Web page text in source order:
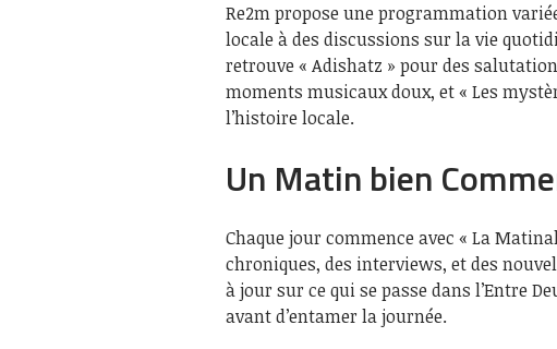
Re2m propose une programmation
locale à des discussions sur la vie
retrouve « Adishatz » pour des
moments musicaux doux, et « Les
l’histoire locale.
Un Matin bien
Chaque jour commence avec « La
chroniques, des interviews, et des
à jour sur ce qui se passe dans l’Entre
avant d’entamer la journée.